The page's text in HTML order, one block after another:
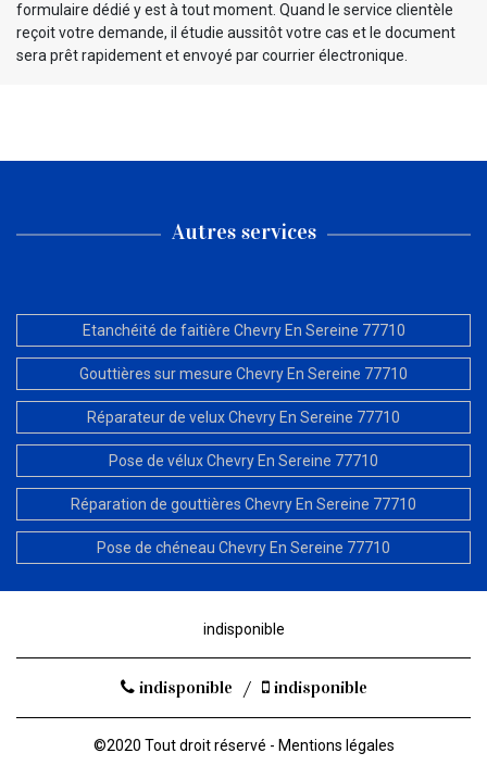
formulaire dédié y est à tout moment. Quand le service clientèle
reçoit votre demande, il étudie aussitôt votre cas et le document
sera prêt rapidement et envoyé par courrier électronique.
Autres services
Etanchéité de faitière Chevry En Sereine 77710
Gouttières sur mesure Chevry En Sereine 77710
Réparateur de velux Chevry En Sereine 77710
Pose de vélux Chevry En Sereine 77710
Réparation de gouttières Chevry En Sereine 77710
Pose de chéneau Chevry En Sereine 77710
indisponible
indisponible / indisponible
©2020 Tout droit réservé - Mentions légales